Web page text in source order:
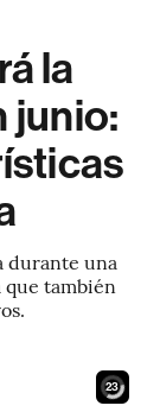
la
junio:
durante una
también
21